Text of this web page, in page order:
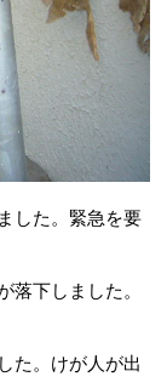
した。緊急を要
落下しました。
た。けが人が出